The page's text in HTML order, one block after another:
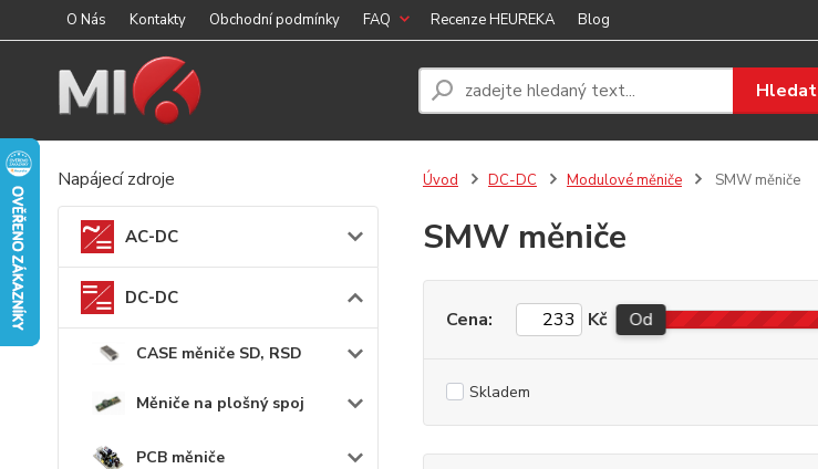
O Nás Kontakty Obchodní podmínky FAQ Recenze HEUREKA Blog
Hledat
Napájecí zdroje
AC-DC
DC-DC
CASE měniče SD, RSD
Měniče na plošný spoj
PCB měniče
Úvod DC-DC Modulové měniče SMW měniče
SMW měniče
Cena: Kč Od
Skladem